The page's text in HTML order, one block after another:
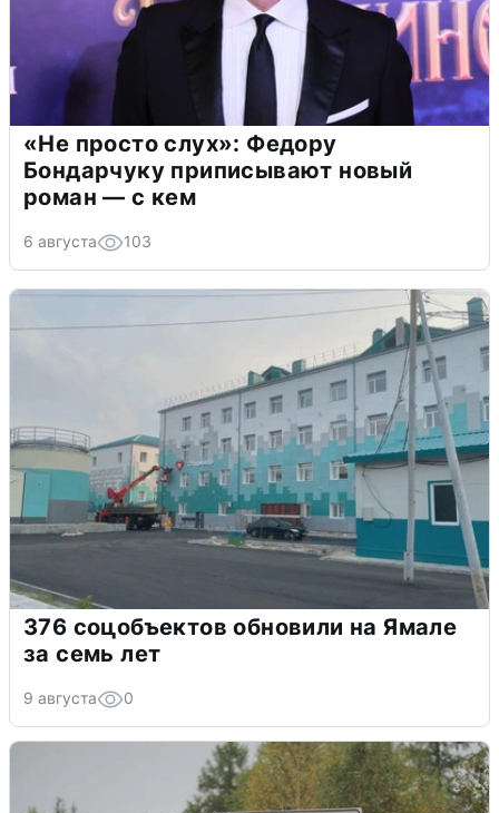
«Не просто слух»: Федору
Бондарчуку приписывают новый
роман — с кем
6 августа 103
376 соцобъектов обновили на Ямале
за семь лет
9 августа 0